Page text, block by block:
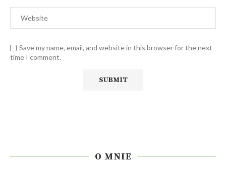
Save my name, email, and website in this browser for the next
time I comment.
O MNIE